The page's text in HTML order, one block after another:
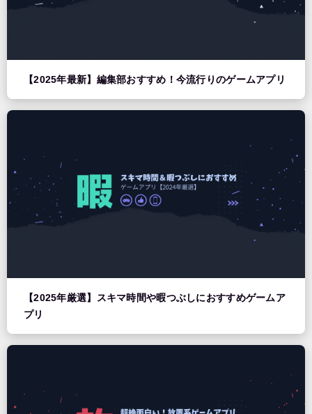
【2025年最新】編集部おすすめ！今流行りのゲームアプリ
【2025年厳選】スキマ時間や暇つぶしにおすすめゲームア
プリ